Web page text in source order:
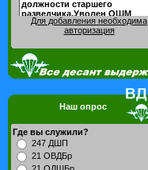
Для добавления необходима
авторизация
Наш опрос
Где вы служили?
247 ДШП
21 ОВДБр